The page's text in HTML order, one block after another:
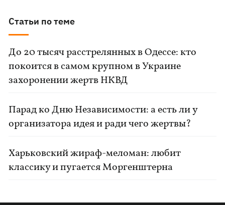
Статьи по теме
До 20 тысяч расстрелянных в Одессе: кто
покоится в самом крупном в Украине
захоронении жертв НКВД
Парад ко Дню Независимости: а есть ли у
организатора идея и ради чего жертвы?
Харьковский жираф-меломан: любит
классику и пугается Моргенштерна